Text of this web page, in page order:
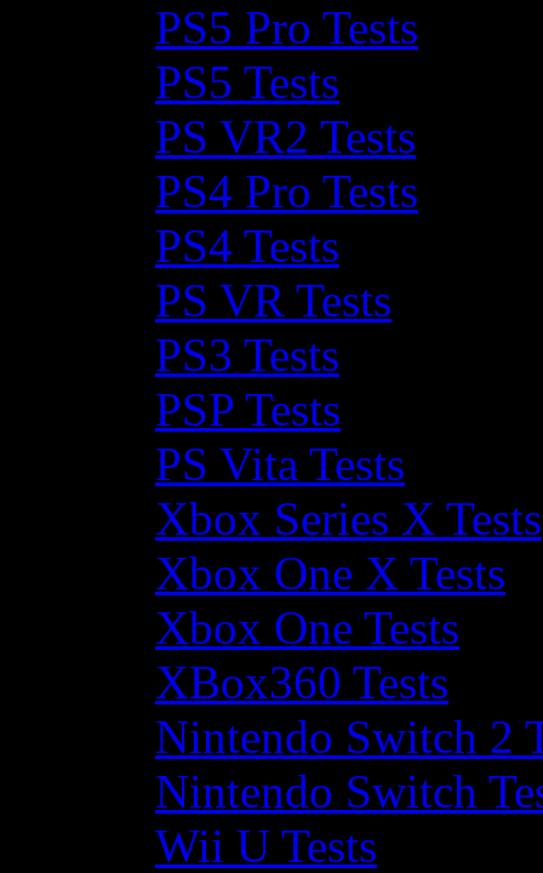
PS5 Pro Tests
PS5 Tests
PS VR2 Tests
PS4 Pro Tests
PS4 Tests
PS VR Tests
PS3 Tests
PSP Tests
PS Vita Tests
Xbox Series X Tests
Xbox One X Tests
Xbox One Tests
XBox360 Tests
Nintendo Switch 2
Nintendo Switch
Wii U Tests